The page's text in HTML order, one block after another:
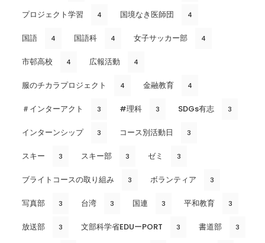
プロジェクト学習 4 国境なき医師団 4
国語 4 国語科 4 女子サッカー部 4
市邨高校 4 広報活動 4
服のチカラプロジェクト 4 金融教育 4
＃インターアクト 3 #理科 3 SDGs有志 3
インターンシップ 3 コース別活動日 3
スキー 3 スキー部 3 ゼミ 3
ブライトコースの取り組み 3 ボランティア 3
写真部 3 台湾 3 国連 3 平和教育 3
放送部 3 文部科学省EDUーPORT 3 書道部 3